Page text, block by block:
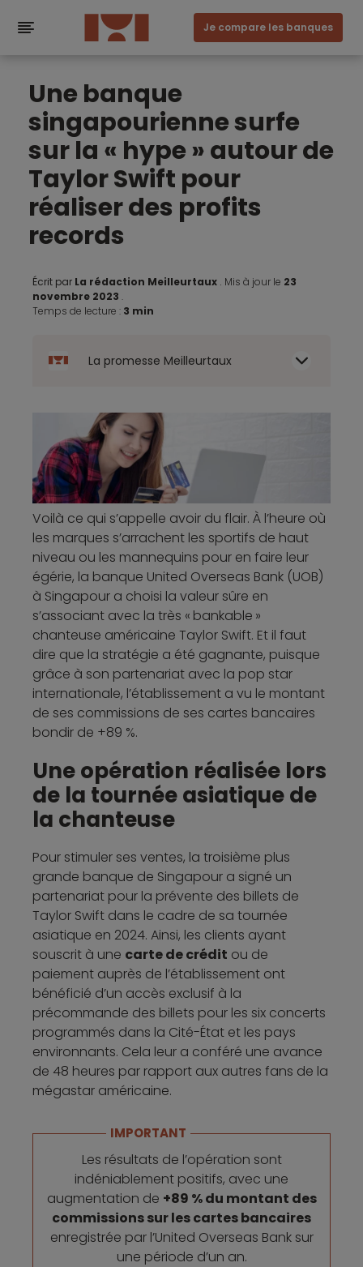
Je compare les banques
Une banque
singapourienne surfe
sur la « hype » autour de
Taylor Swift pour
réaliser des profits
records
Écrit par La rédaction Meilleurtaux . Mis à jour le 23
novembre 2023 .
Temps de lecture : 3 min
La promesse Meilleurtaux
Voilà ce qui s’appelle avoir du flair. À l’heure où
les marques s’arrachent les sportifs de haut
niveau ou les mannequins pour en faire leur
égérie, la banque United Overseas Bank (UOB)
à Singapour a choisi la valeur sûre en
s’associant avec la très « bankable »
chanteuse américaine Taylor Swift. Et il faut
dire que la stratégie a été gagnante, puisque
grâce à son partenariat avec la pop star
internationale, l’établissement a vu le montant
de ses commissions de ses cartes bancaires
bondir de +89 %.
Une opération réalisée lors
de la tournée asiatique de
la chanteuse
Pour stimuler ses ventes, la troisième plus
grande banque de Singapour a signé un
partenariat pour la prévente des billets de
Taylor Swift dans le cadre de sa tournée
asiatique en 2024. Ainsi, les clients ayant
souscrit à une carte de crédit ou de
paiement auprès de l’établissement ont
bénéficié d’un accès exclusif à la
précommande des billets pour les six concerts
programmés dans la Cité-État et les pays
environnants. Cela leur a conféré une avance
de 48 heures par rapport aux autres fans de la
mégastar américaine.
IMPORTANT
Les résultats de l’opération sont
indéniablement positifs, avec une
augmentation de +89 % du montant des
commissions sur les cartes bancaires
enregistrée par l’United Overseas Bank sur
une période d’un an.